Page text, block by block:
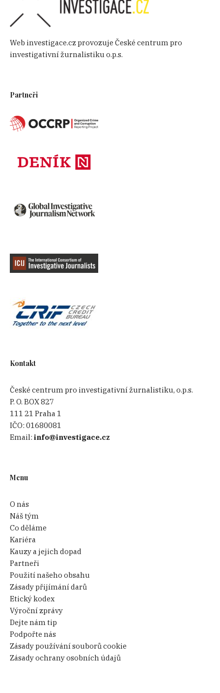
Web investigace.cz provozuje České centrum pro
investigativní žurnalistiku o.p.s.
Partneři
Kontakt
České centrum pro investigativní žurnalistiku, o.p.s.
P. O. BOX 827
111 21 Praha 1
IČO:01680081
Email:info@investigace.cz
Menu
O nás
Náš tým
Co děláme
Kariéra
Kauzy a jejich dopad
Partneři
Použití našeho obsahu
Zásady přijímání darů
Etický kodex
Výroční zprávy
Dejte nám tip
Podpořte nás
Zásady používání souborů cookie
Zásady ochrany osobních údajů